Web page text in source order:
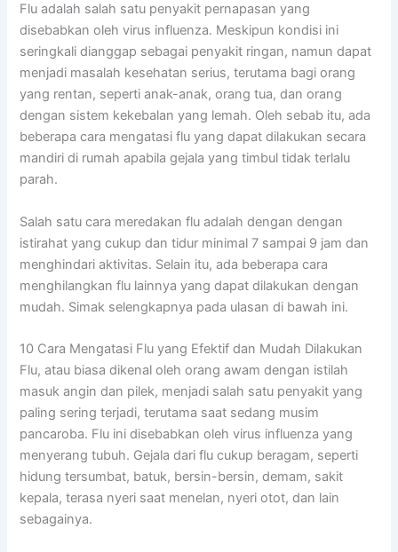
Flu adalah salah satu penyakit pernapasan yang
disebabkan oleh virus influenza. Meskipun kondisi ini
seringkali dianggap sebagai penyakit ringan, namun dapat
menjadi masalah kesehatan serius, terutama bagi orang
yang rentan, seperti anak-anak, orang tua, dan orang
dengan sistem kekebalan yang lemah. Oleh sebab itu, ada
beberapa cara mengatasi flu yang dapat dilakukan secara
mandiri di rumah apabila gejala yang timbul tidak terlalu
parah.
Salah satu cara meredakan flu adalah dengan dengan
istirahat yang cukup dan tidur minimal 7 sampai 9 jam dan
menghindari aktivitas. Selain itu, ada beberapa cara
menghilangkan flu lainnya yang dapat dilakukan dengan
mudah. Simak selengkapnya pada ulasan di bawah ini.
10 Cara Mengatasi Flu yang Efektif dan Mudah Dilakukan
Flu, atau biasa dikenal oleh orang awam dengan istilah
masuk angin dan pilek, menjadi salah satu penyakit yang
paling sering terjadi, terutama saat sedang musim
pancaroba. Flu ini disebabkan oleh virus influenza yang
menyerang tubuh. Gejala dari flu cukup beragam, seperti
hidung tersumbat, batuk, bersin-bersin, demam, sakit
kepala, terasa nyeri saat menelan, nyeri otot, dan lain
sebagainya.